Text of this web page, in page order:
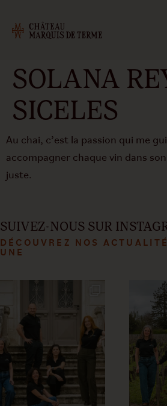
SOLANA
SICELES
Au chai, c’est la passion qui me
accompagner chaque vin dans
juste.
SUIVEZ-NOUS SUR
DÉCOUVREZ NOS
UNE